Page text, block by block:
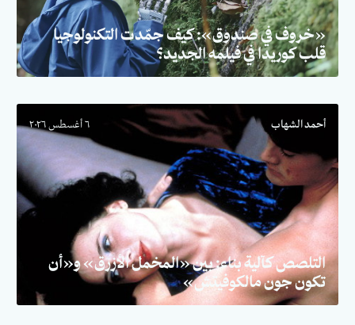
«خروف في صندوق»: كيف جمّدت التكنولوجيا
قلب كوريدا في فيلمه الجديد؟
أحمد الشهاب ٦ أغسطس ٢٠٢٦
التلصص كآلية بناء: بين «المخمل الأزرق» و«أن
تكون جون مالكوفيتش»